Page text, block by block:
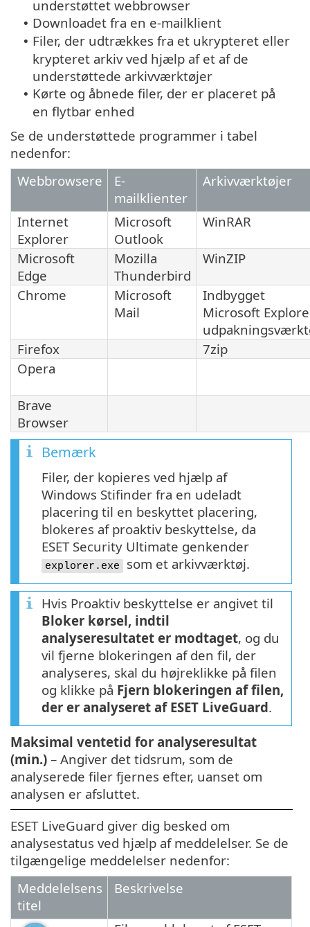
understøttet webbrowser
• Downloadet fra en e-mailklient
• Filer, der udtrækkes fra et ukrypteret eller
krypteret arkiv ved hjælp af et af de
understøttede arkivværktøjer
• Kørte og åbnede filer, der er placeret på
en flytbar enhed
Se de understøttede programmer i tabel
nedenfor:
Webbrowsere
E-
mailklienter
Arkivværktøjer
Internet
Explorer
Microsoft
Outlook
WinRAR
Microsoft
Edge
Mozilla
Thunderbird
WinZIP
Chrome
Microsoft
Mail
Indbygget
Microsoft
Firefox
7zip
Opera
Brave
Browser
Bemærk
Filer, der kopieres ved hjælp af
Windows Stifinder fra en udeladt
placering til en beskyttet placering,
blokeres af proaktiv beskyttelse, da
ESET Security Ultimate genkender
explorer.exe som et arkivværktøj.
Hvis Proaktiv beskyttelse er angivet til
Bloker kørsel, indtil
analyseresultatet er modtaget, og du
vil fjerne blokeringen af den fil, der
analyseres, skal du højreklikke på filen
og klikke på Fjern blokeringen af filen,
der er analyseret af ESET LiveGuard.
Maksimal ventetid for analyseresultat
(min.) – Angiver det tidsrum, som de
analyserede filer fjernes efter, uanset om
analysen er afsluttet.
ESET LiveGuard giver dig besked om
analysestatus ved hjælp af meddelelser. Se de
tilgængelige meddelelser nedenfor:
Meddelelsens
titel
Beskrivelse